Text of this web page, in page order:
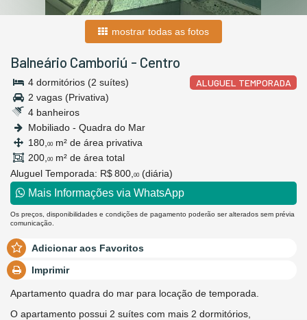
mostrar todas as fotos
Balneário Camboriú - Centro
ALUGUEL TEMPORADA
4 dormitórios (2 suítes)
2 vagas (Privativa)
4 banheiros
Mobiliado - Quadra do Mar
180, 00 m² de área privativa
200, 00 m² de área total
Aluguel Temporada: R$ 800, 00 (diária)
Mais Informações via WhatsApp
Os preços, disponibilidades e condições de pagamento poderão ser alterados sem prévia
comunicação.
Adicionar aos Favoritos
Imprimir
Apartamento quadra do mar para locação de temporada.
O apartamento possui 2 suítes com mais 2 dormitórios,